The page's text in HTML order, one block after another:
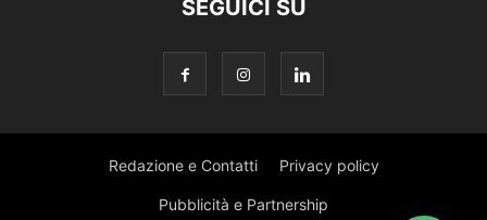
SEGUICI SU
Redazione e Contatti Privacy policy
Pubblicità e Partnership